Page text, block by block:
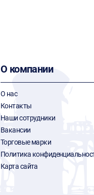
О компании
О нас
Контакты
Наши сотрудники
Вакансии
Торговые марки
Политика
Карта сайта